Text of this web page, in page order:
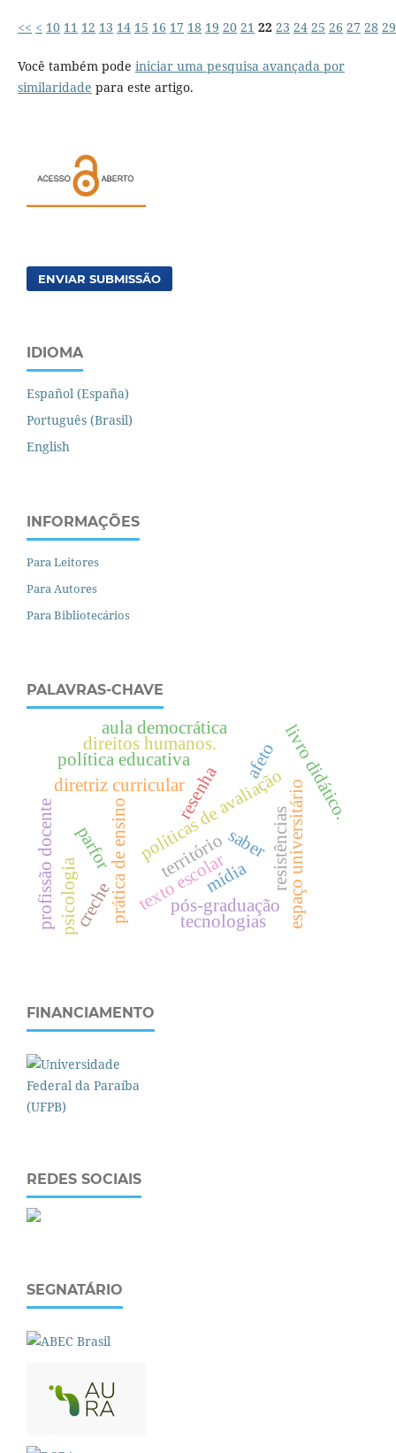
<< < 10 11 12 13 14 15 16 17 18 19 20 21 22 23 24 25 26 27 28 29
Você também pode iniciar uma pesquisa avançada por
similaridade para este artigo.
ENVIAR SUBMISSÃO
IDIOMA
Español (España)
Português (Brasil)
English
INFORMAÇÕES
Para Leitores
Para Autores
Para Bibliotecários
PALAVRAS-CHAVE
resenha
território
diretriz curricular
prática de ensino texto escolar
políticas de avaliaçãoespaço universitário
pós-graduação
saber
política educativa
mídia
livro didático.
direitos humanos.
parfor
creche
psicologia
profissão docente tecnologias
aula democrática
afeto
resistências
FINANCIAMENTO
REDES SOCIAIS
SEGNATÁRIO